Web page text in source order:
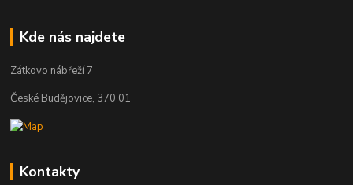
Kde nás najdete
Zátkovo nábřeží 7
České Budějovice, 370 01
Kontakty